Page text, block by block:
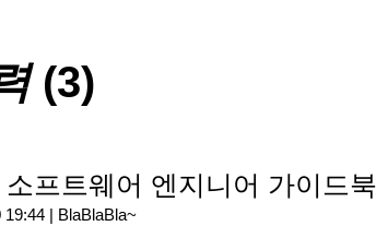
(3)
프트웨어 엔지니어 가이드북
19:44 | BlaBlaBla~